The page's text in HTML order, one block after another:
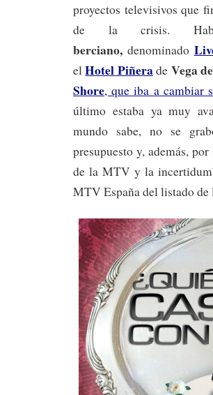
proyectos televisivos que
de la crisis.
berciano, denominado
elHotel Piñerade Vega
Shore, que iba a
último estaba ya muy
mundo sabe, no se
presupuesto y, además,
de la MTV y la
MTV España del listado de